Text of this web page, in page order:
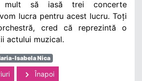
mult să iasă trei concerte
lucra pentru acest lucru. Toți
cred că reprezintă o
actului muzical.
Isabela Nica
Înapoi